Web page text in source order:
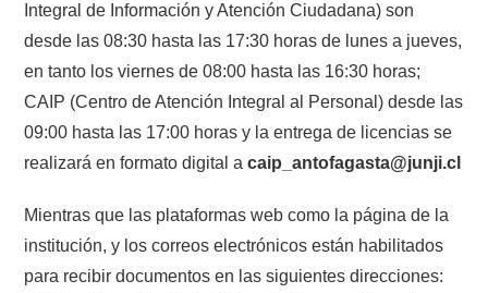
Integral de Información y Atención Ciudadana) son
desde las 08:30 hasta las 17:30 horas de lunes a jueves,
en tanto los viernes de 08:00 hasta las 16:30 horas;
CAIP (Centro de Atención Integral al Personal) desde las
09:00 hasta las 17:00 horas y la entrega de licencias se
realizará en formato digital acaip_antofagasta@junji.cl
Mientras que las plataformas web como la página de la
institución, y los correos electrónicos están habilitados
para recibir documentos en las siguientes direcciones: